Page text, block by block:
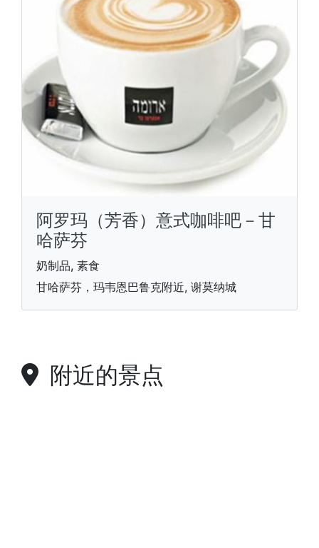
阿罗玛（芳香）意式咖啡吧－甘
哈萨芬
奶制品, 素食
甘哈萨芬，玛韦恩巴鲁克附近, 谢莫纳城
附近的景点